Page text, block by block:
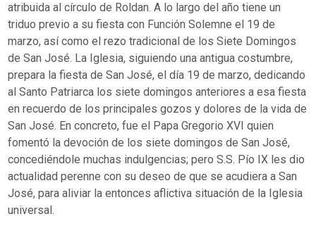
atribuida al círculo de Roldan. A lo largo del año tiene un
triduo previo a su fiesta con Función Solemne el 19 de
marzo, así como el rezo tradicional de los Siete Domingos
de San José. La Iglesia, siguiendo una antigua costumbre,
prepara la fiesta de San José, el día 19 de marzo, dedicando
al Santo Patriarca los siete domingos anteriores a esa fiesta
en recuerdo de los principales gozos y dolores de la vida de
San José. En concreto, fue el Papa Gregorio XVI quien
fomentó la devoción de los siete domingos de San José,
concediéndole muchas indulgencias; pero S.S. Pío IX les dio
actualidad perenne con su deseo de que se acudiera a San
José, para aliviar la entonces aflictiva situación de la Iglesia
universal.